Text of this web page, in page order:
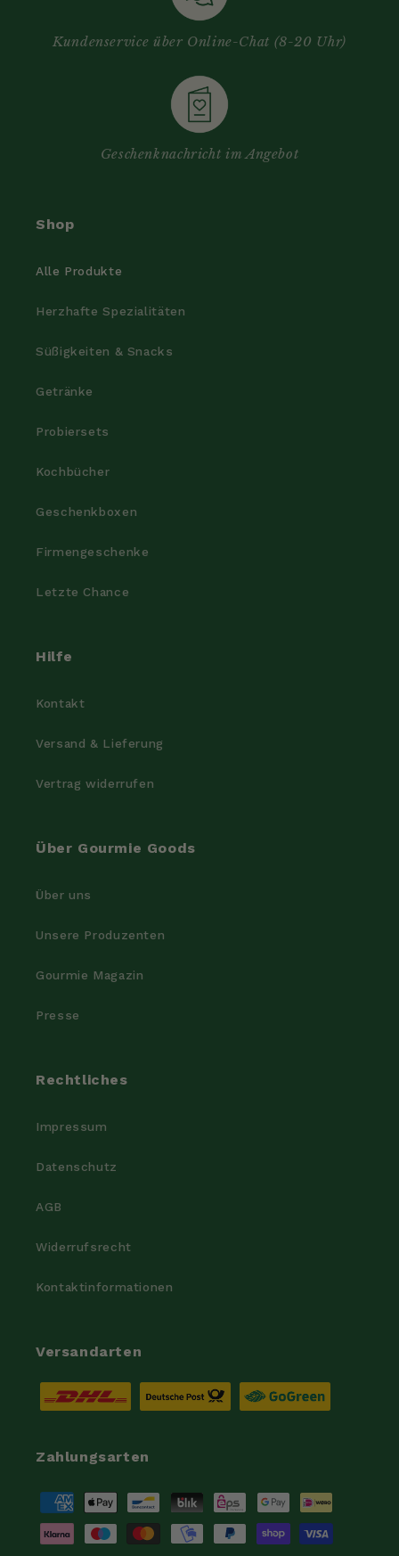
Kundenservice über Online-Chat (8-20 Uhr)
Geschenknachricht im Angebot
Shop
Alle Produkte
Herzhafte Spezialitäten
Süßigkeiten & Snacks
Getränke
Probiersets
Kochbücher
Geschenkboxen
Firmengeschenke
Letzte Chance
Hilfe
Kontakt
Versand & Lieferung
Vertrag widerrufen
Über Gourmie Goods
Über uns
Unsere Produzenten
Gourmie Magazin
Presse
Rechtliches
Impressum
Datenschutz
AGB
Widerrufsrecht
Kontaktinformationen
Versandarten
Zahlungsarten
Zahlungsmethoden